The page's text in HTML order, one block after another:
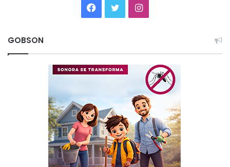
Facebook
TwitterInstagram
GOBSON